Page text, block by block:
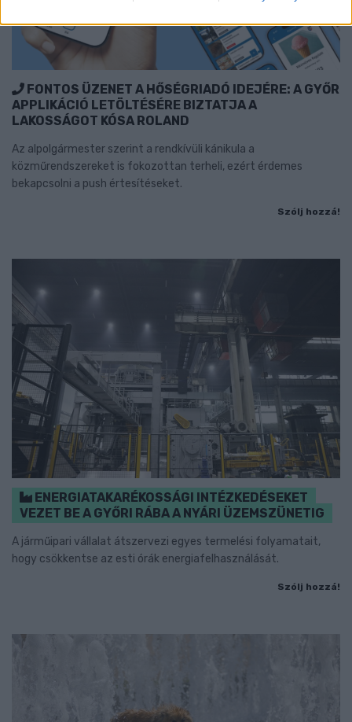
FONTOS ÜZENET A HŐSÉGRIADÓ IDEJÉRE: A GYŐR
APPLIKÁCIÓ LETÖLTÉSÉRE BIZTATJA A
LAKOSSÁGOT KÓSA ROLAND
Az alpolgármester szerint a rendkívüli kánikula a
közműrendszereket is fokozottan terheli, ezért érdemes
bekapcsolni a push értesítéseket.
Szólj hozzá!
ENERGIATAKARÉKOSSÁGI INTÉZKEDÉSEKET
VEZET BE A GYŐRI RÁBA A NYÁRI ÜZEMSZÜNETIG
A járműipari vállalat átszervezi egyes termelési folyamatait,
hogy csökkentse az esti órák energiafelhasználását.
Szólj hozzá!